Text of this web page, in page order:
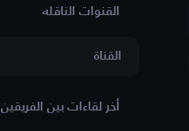
القناة
أخر لقاءات بين الفريقين